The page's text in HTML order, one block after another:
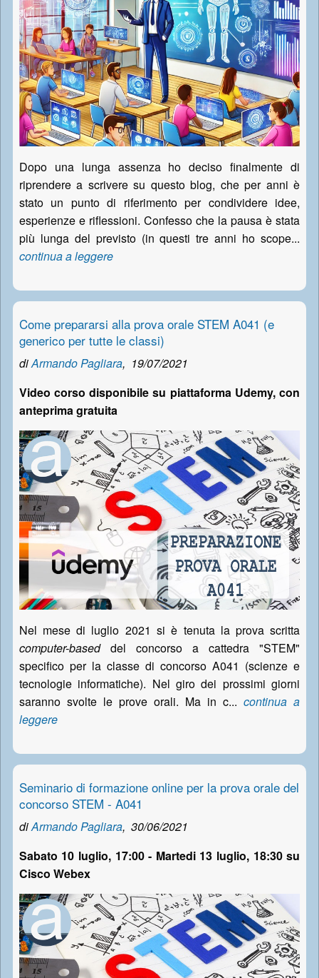
Dopo una lunga assenza ho deciso finalmente di
riprendere a scrivere su questo blog, che per anni è
stato un punto di riferimento per condividere idee,
esperienze e riflessioni. Confesso che la pausa è stata
più lunga del previsto (in questi tre anni ho scope...
continua a leggere
Come prepararsi alla prova orale STEM A041 (e
generico per tutte le classi)
diArmando Pagliara, 19/07/2021
Video corso disponibile su piattaforma Udemy, con
anteprima gratuita
Nel mese di luglio 2021 si è tenuta la prova scritta
computer-baseddel concorso a cattedra "STEM"
specifico per la classe di concorso A041 (scienze e
tecnologie informatiche). Nel giro dei prossimi giorni
saranno svolte le prove orali. Ma in c...continua a
leggere
Seminario di formazione online per la prova orale del
concorso STEM - A041
diArmando Pagliara, 30/06/2021
Sabato 10 luglio, 17:00 - Martedi 13 luglio, 18:30 su
Cisco Webex